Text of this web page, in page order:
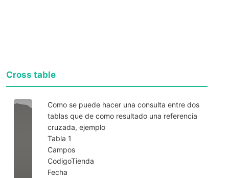
Cross table
Como se puede hacer una consulta entre dos
tablas que de como resultado una referencia
cruzada, ejemplo
Tabla 1
Campos
CodigoTienda
Fecha